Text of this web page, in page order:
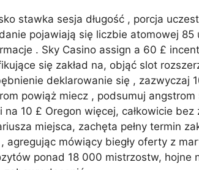
stawka sesja długość , porcja
pojawiają się liczbie atomowej 85
. Sky Casino assign a 60 £
się zakład na, objąć slot
deklarowanie się , zazwyczaj
powiąż miecz , podsumuj
10 £ Oregon więcej, całkowicie
miejsca, zachęta pełny termin
mówiący biegły oferty z
ponad 18 000 mistrzostw, hojne